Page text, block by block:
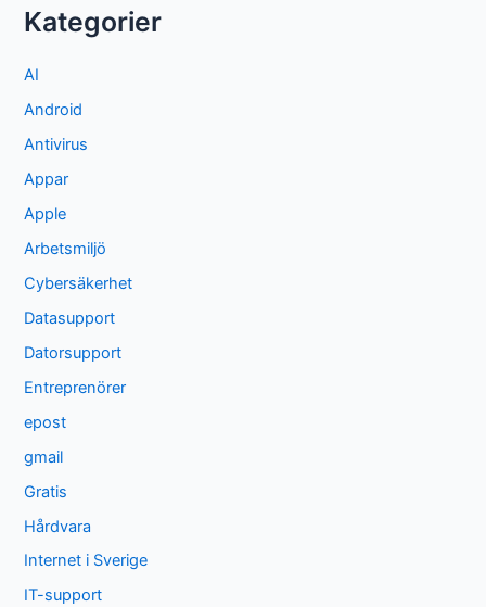
Kategorier
AI
Android
Antivirus
Appar
Apple
Arbetsmiljö
Cybersäkerhet
Datasupport
Datorsupport
Entreprenörer
epost
gmail
Gratis
Hårdvara
Internet i Sverige
IT-support